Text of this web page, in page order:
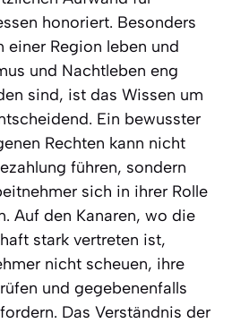
honoriert. Besonders
Region leben und
und Nachtleben eng
sind, ist das Wissen um
Ein bewusster
Rechten kann nicht
führen, sondern
sich in ihrer Rolle
Auf den Kanaren, wo die
stark vertreten ist,
nicht scheuen, ihre
und gegebenenfalls
Das Verständnis der